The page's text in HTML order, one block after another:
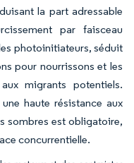
la part adressable
par faisceau
photoinitiateurs, séduit
pour nourrissons et les
migrants potentiels.
haute résistance aux
sombres est obligatoire,
concurrentielle.